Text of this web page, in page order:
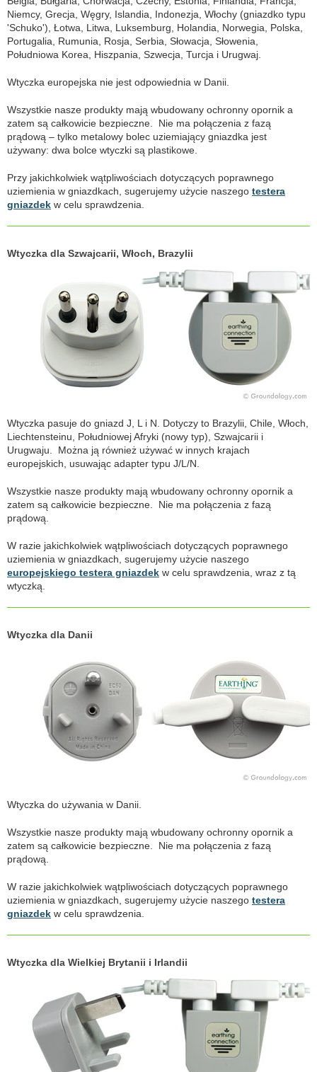
Niemcy, Grecja, Węgry, Islandia, Indonezja, Włochy (gniazdko typu
'Schuko'), Łotwa, Litwa, Luksemburg, Holandia, Norwegia, Polska,
Portugalia, Rumunia, Rosja, Serbia, Słowacja, Słowenia,
Południowa Korea, Hiszpania, Szwecja, Turcja i Urugwaj.
Wtyczka europejska nie jest odpowiednia w Danii.
Wszystkie nasze produkty mają wbudowany ochronny opornik a
zatem są całkowicie bezpieczne. Nie ma połączenia z fazą
prądową – tylko metalowy bolec uziemiający gniazdka jest
używany: dwa bolce wtyczki są plastikowe.
Przy jakichkolwiek wątpliwościach dotyczących poprawnego
uziemienia w gniazdkach, sugerujemy użycie naszego testera
gniazdek w celu sprawdzenia.
Wtyczka dla Szwajcarii, Włoch, Brazylii
Wtyczka pasuje do gniazd J, L i N. Dotyczy to Brazylii, Chile, Włoch,
Liechtensteinu, Południowej Afryki (nowy typ), Szwajcarii i
Urugwaju. Można ją również używać w innych krajach
europejskich, usuwając adapter typu J/L/N.
Wszystkie nasze produkty mają wbudowany ochronny opornik a
zatem są całkowicie bezpieczne. Nie ma połączenia z fazą
prądową.
W razie jakichkolwiek wątpliwościach dotyczących poprawnego
uziemienia w gniazdkach, sugerujemy użycie naszego
europejskiego testera gniazdek w celu sprawdzenia, wraz z tą
wtyczką.
Wtyczka dla Danii
Wtyczka do używania w Danii.
Wszystkie nasze produkty mają wbudowany ochronny opornik a
zatem są całkowicie bezpieczne. Nie ma połączenia z fazą
prądową.
W razie jakichkolwiek wątpliwościach dotyczących poprawnego
uziemienia w gniazdkach, sugerujemy użycie naszego testera
gniazdek w celu sprawdzenia.
Wtyczka dla Wielkiej Brytanii i Irlandii